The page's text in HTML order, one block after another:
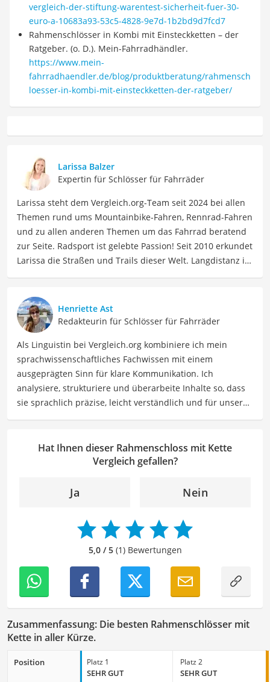
vergleich-der-stiftung-warentest-sicherheit-fuer-30-
euro-a-10683a93-53c5-4828-9e7d-1b2bd9d7fcd7
Rahmenschlösser in Kombi mit Einsteckketten – der
Ratgeber. (o. D.). Mein-Fahrradhändler.
https://www.mein-
fahrradhaendler.de/blog/produktberatung/rahmensch
loesser-in-kombi-mit-einsteckketten-der-ratgeber/
Larissa Balzer
Expertin für Schlösser für Fahrräder
Larissa steht dem Vergleich.org-Team seit 2024 bei allen
Themen rund ums Mountainbike-Fahren, Rennrad-Fahren
und zu allen anderen Themen um das Fahrrad beratend
zur Seite. Radsport ist gelebte Passion! Seit 2010 erkundet
Larissa die Straßen und Trails dieser Welt. Langdistanz ist
Beruflich ist Larissa Coach, Sportmentaltrainerin, Social
Media Managerin. Mit 15.000 Kilometern pro Jahr macht
sie auch weiterhin immer neue Erfahrungen, die sie vor
allem als "Rennradmädchen" auf Instagram teilt.
Der Rahmenschloss mit Kette-Vergleich ist aus unserer
Sicht besonders empfehlenswert fürFahrradfahrer
Henriette Ast
Redakteurin für Schlösser für Fahrräder
Als Linguistin bei Vergleich.org kombiniere ich mein
sprachwissenschaftliches Fachwissen mit einem
ausgeprägten Sinn für klare Kommunikation. Ich
analysiere, strukturiere und überarbeite Inhalte so, dass
sie sprachlich präzise, leicht verständlich und für unsere
beschäftige ich mich gerne mit verschiedenen Hobbys
und Freizeitaktivitäten. Dieses Interesse spiegelt sich in
Reiseempfehlungen, Hobbytipps und Anregungen für die
Der Rahmenschloss mit Kette-Vergleich ist aus unserer
Sicht besonders empfehlenswert für Fahrradfahrer
Hat Ihnen dieser Rahmenschloss mit Kette
Vergleich gefallen?
Ja Nein
5,0 / 5(1) Bewertungen
Zusammenfassung: Die besten Rahmenschlösser mit
Kette in aller Kürze.
Position Platz 1
SEHR GUT
Platz 2
SEHR GUT